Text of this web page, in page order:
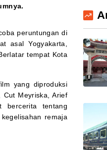
peruntungan di
asal Yogyakarta,
tempat Kota
yang diproduksi
Cut Meyriska, Arief
bercerita tentang
remaja